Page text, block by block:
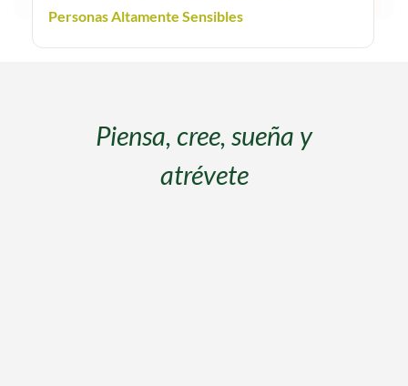
Personas Altamente Sensibles
Piensa, cree, sueña y
atrévete